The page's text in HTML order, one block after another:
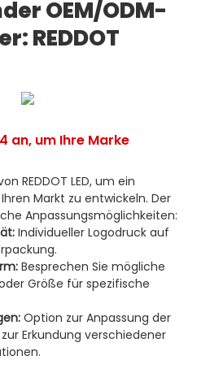
OEM/ODM-
REDDOT
an, um Ihre Marke
REDDOT LED, um ein
Markt zu entwickeln. Der
Anpassungsmöglichkeiten:
Individueller Logodruck auf
Besprechen Sie mögliche
Größe für spezifische
Option zur Anpassung der
Erkundung verschiedener